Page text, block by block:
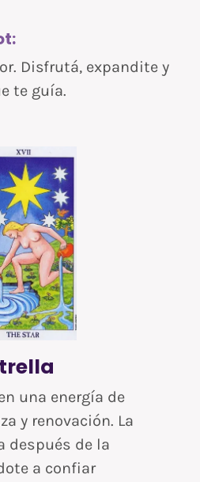
Disfrutá, expandite y
te guía.
una energía de
y renovación. La
después de la
a confiar